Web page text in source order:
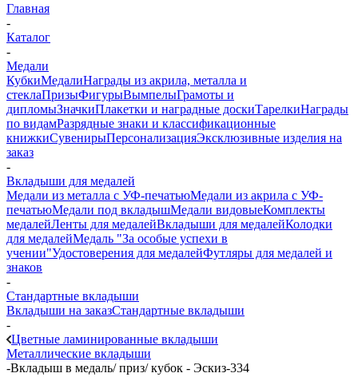
Главная
-
Каталог
-
Медали
КубкиМедалиНаграды из акрила, металла и
стеклаПризыФигурыВымпелыГрамоты и
дипломыЗначкиПлакетки и наградные доскиТарелкиНаграды
по видамРазрядные знаки и классификационные
книжкиСувенирыПерсонализацияЭксклюзивные изделия на
заказ
-
Вкладыши для медалей
Медали из металла с УФ-печатьюМедали из акрила с УФ-
печатьюМедали под вкладышМедали видовыеКомплекты
медалейЛенты для медалейВкладыши для медалейКолодки
для медалейМедаль "За особые успехи в
учении"Удостоверения для медалейФутляры для медалей и
знаков
-
Стандартные вкладыши
Вкладыши на заказСтандартные вкладыши
-
Цветные ламинированные вкладыши
Металлические вкладыши
-Вкладыш в медаль/ приз/ кубок - Эскиз-334